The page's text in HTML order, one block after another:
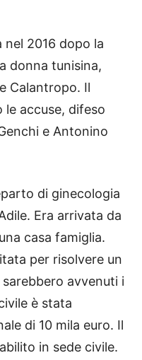
nel 2016 dopo la
donna tunisina,
Calantropo. Il
le accuse, difeso
e Antonino
di ginecologia
Era arrivata da
casa famiglia.
per risolvere un
avvenuti i
è stata
di 10 mila euro. Il
in sede civile.